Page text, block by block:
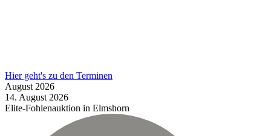
Hier geht's zu den Terminen
August 2026
14. August 2026
Elite-Fohlenauktion in Elmshorn